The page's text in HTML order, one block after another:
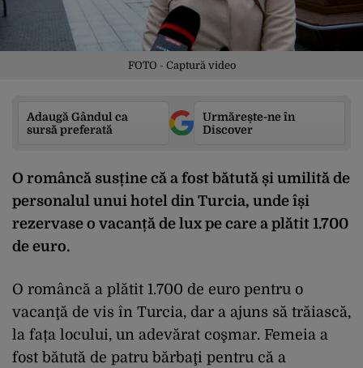
FOTO - Captură video
Adaugă Gândul ca
sursă preferată
Urmărește-ne în
Discover
O româncă susține că a fost bătută și umilită de
personalul unui hotel din Turcia, unde își
rezervase o vacanță de lux pe care a plătit 1.700
de euro.
O româncă a plătit 1.700 de euro pentru o
vacanţă de vis în Turcia, dar a ajuns să trăiască,
la fața locului, un adevărat coşmar. Femeia a
fost bătută de patru bărbaţi pentru că a